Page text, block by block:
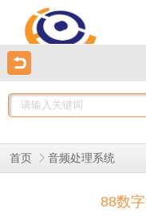
首页 音频处理系统
88数